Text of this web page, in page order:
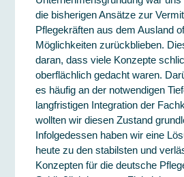
die bisherigen Ansätze zur
Pflegekräften aus dem Ausland
Möglichkeiten zurückblieben.
daran, dass viele Konzepte
oberflächlich gedacht waren.
es häufig an der notwendigen
langfristigen Integration der
wollten wir diesen Zustand
Infolgedessen haben wir eine
heute zu den stabilsten und
Konzepten für die deutsche